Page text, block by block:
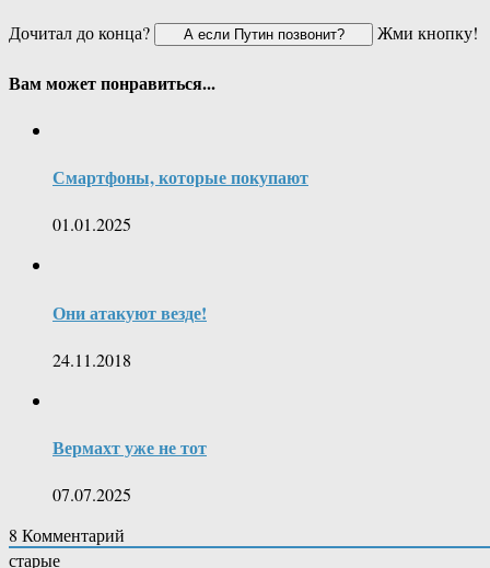
Дочитал до конца?
Жми кнопку!
Вам может понравиться...
Смартфоны, которые покупают
01.01.2025
Они атакуют везде!
24.11.2018
Вермахт уже не тот
07.07.2025
8 Комментарий
старые